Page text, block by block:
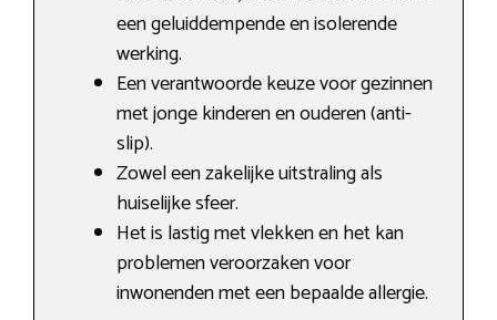
een geluiddempende en isolerende
werking.
Een verantwoorde keuze voor gezinnen
met jonge kinderen en ouderen (anti-
slip).
Zowel een zakelijke uitstraling als
huiselijke sfeer.
Het is lastig met vlekken en het kan
problemen veroorzaken voor
inwonenden met een bepaalde allergie.